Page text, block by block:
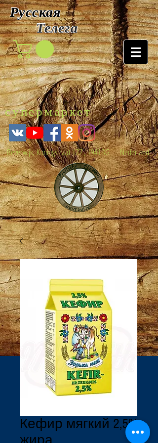
Русская
Телега
супермаркет
Beverwijk, Koningstraat 122 , 1941BG Nederland
Кефир мягкий 2,5%